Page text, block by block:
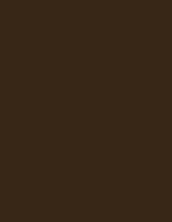
子になってしまう。
た方向に行きかけた
云って，朴って置く
間でいえば思春期の
そのいい状態と方向